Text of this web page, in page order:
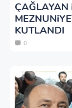
KUTLANDI
0